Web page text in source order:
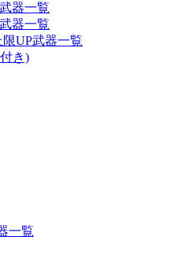
器一覧
器一覧
限UP武器一覧
き)
一覧